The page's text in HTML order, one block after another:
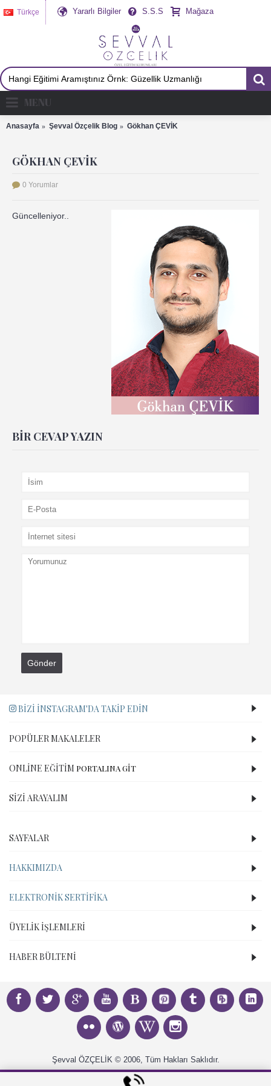
Türkçe Yararlı Bilgiler S.S.S Mağaza
MENU
Anasayfa Şevval Özçelik Blog Gökhan ÇEVİK
GÖKHAN ÇEVİK
0 Yorumlar
Güncelleniyor..
BIR CEVAP YAZIN
Gönder
BIZI İNSTAGRAM'DA TAKIP EDIN
POPÜLER MAKALELER
ONLINE EĞITIM PORTALINA GİT
SIZI ARAYALIM
SAYFALAR
HAKKIMIZDA
ELEKTRONIK SERTIFIKA
ÜYELIK İŞLEMLERI
HABER BÜLTENI
Şevval ÖZÇELİK © 2006, Tüm Hakları Saklıdır.